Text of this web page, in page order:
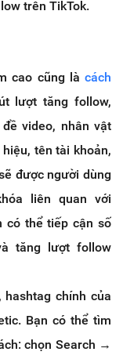
trên TikTok.
cao cũng làcách
lượt tăng follow,
video, nhân vật
tên tài khoản,
được người dùng
liên quan với
có thể tiếp cận số
tăng lượt follow
, hashtag chính của
Bạn có thể tìm
chọn Search →